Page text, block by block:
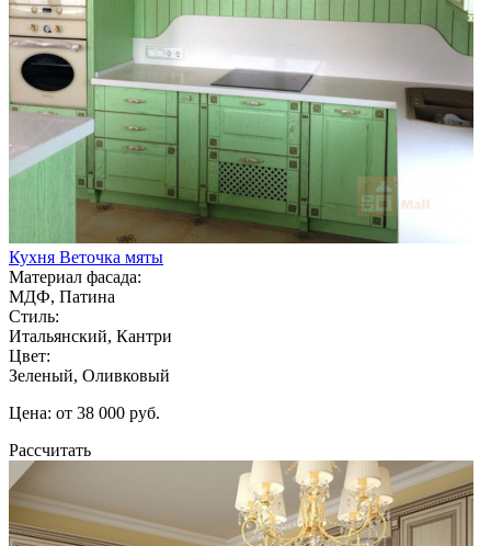
Кухня Веточка мяты
Материал фасада:
МДФ, Патина
Стиль:
Итальянский, Кантри
Цвет:
Зеленый, Оливковый
Цена: от 38 000 руб.
Рассчитать